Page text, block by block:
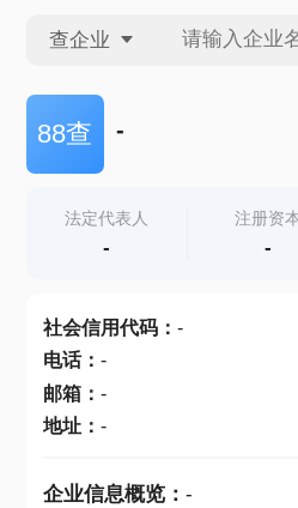
查企业
查企业
查产地
88查 -
法定代表人
-
注册资
-
社会信用代码： -
电话： -
邮箱： -
地址： -
企业信息概览： -